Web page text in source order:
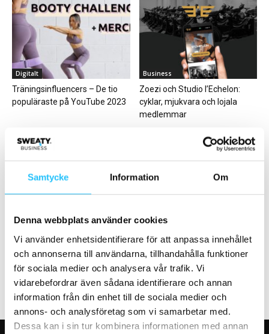
Samtycke Information Om
Denna webbplats använder cookies
Vi använder enhetsidentifierare för att anpassa innehållet
och annonserna till användarna, tillhandahålla funktioner
för sociala medier och analysera vår trafik. Vi
vidarebefordrar även sådana identifierare och annan
information från din enhet till de sociala medier och
annons- och analysföretag som vi samarbetar med.
Dessa kan i sin tur kombinera informationen med annan
Digitalt
Träningsinfluencers – De tio
populäraste på YouTube 2023
Business
Zoezi och Studio l’Echelon:
cyklar, mjukvara och lojala
medlemmar
Twiik stärker sitt grepp inom
hybridträning – lanserar
coach-app
Ökad omsättning för Twiik –
börsklimatet påverkar
tillväxttakten